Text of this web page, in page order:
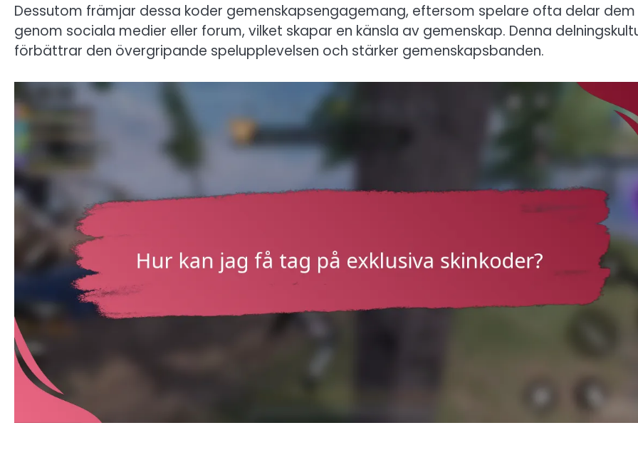
Dessutom främjar dessa koder gemenskapsengagemang, eftersom spelare ofta delar dem
genom sociala medier eller forum, vilket skapar en känsla av gemenskap. Denna
förbättrar den övergripande spelupplevelsen och stärker gemenskapsbanden.